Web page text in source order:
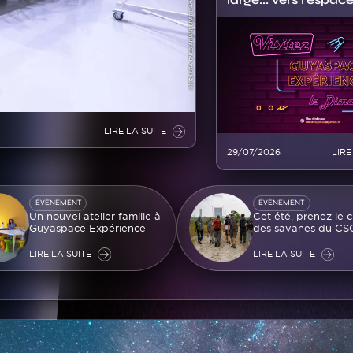
LIRE LA SUITE
29/07/2026
ÉVÈNEMENT
Un nouvel atelier famille à
Guyaspace Expérience
LIRE LA SUITE
Image ÉVÈNEMENT
Cet été, prenez le
des savanes du
LIRE LA SUITE